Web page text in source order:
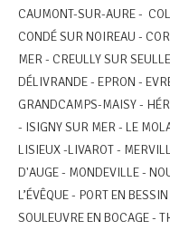
CAUMONT-SUR-AURE -
CONDÉ SUR NOIREAU -
MER - CREULLY SUR
DÉLIVRANDE - EPRON -
GRANDCAMPS-MAISY -
- ISIGNY SUR MER - LE
LISIEUX -LIVAROT -
D'AUGE - MONDEVILLE -
L’ÉVÊQUE - PORT EN
SOULEUVRE EN BOCAGE -